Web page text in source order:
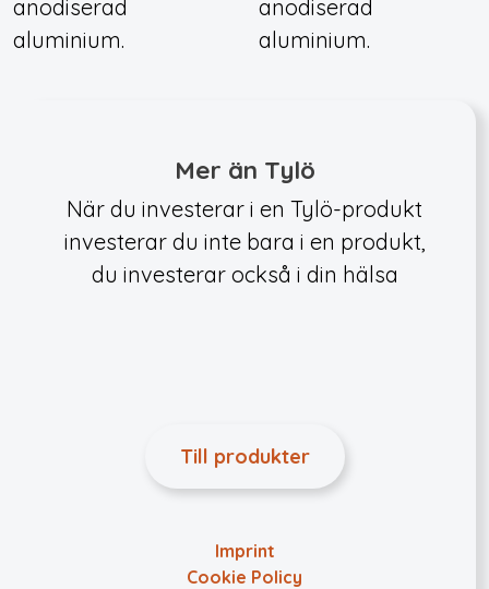
anodiserad
aluminium.
anodiserad
aluminium.
Mer än Tylö
När du investerar i en Tylö-produkt
investerar du inte bara i en produkt,
du investerar också i din hälsa
Till produkter
Imprint
Cookie Policy